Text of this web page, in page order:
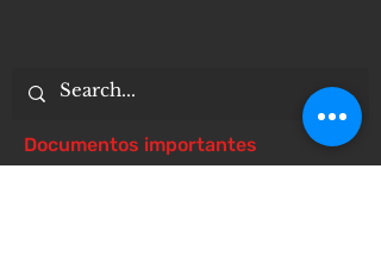
Documentos importantes